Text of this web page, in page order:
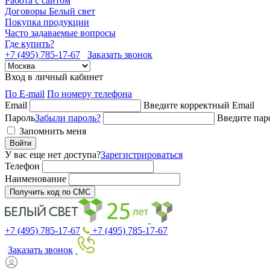
Договоры Белый свет
Покупка продукции
Часто задаваемые вопросы
Где купить?
+7 (495) 785-17-67
Заказать звонок
Вход в личный кабинет
По E-mail По номеру телефона
Email
Введите корректный Email
ПарольЗабыли пароль?
Введите
Запомнить меня
Войти
У вас еще нет доступа?Зарегистрироваться
Телефон
Наименование
Получить код по СМС
+7 (495) 785-17-67
+7 (495) 785-17-67
Заказать звонок